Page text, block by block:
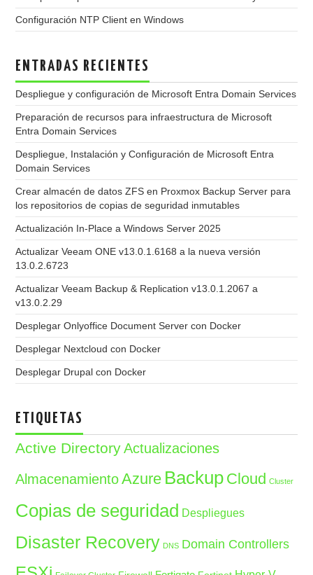
Configuración NTP Client en Windows
ENTRADAS RECIENTES
Despliegue y configuración de Microsoft Entra Domain Services
Preparación de recursos para infraestructura de Microsoft
Entra Domain Services
Despliegue, Instalación y Configuración de Microsoft Entra
Domain Services
Crear almacén de datos ZFS en Proxmox Backup Server para
los repositorios de copias de seguridad inmutables
Actualización In-Place a Windows Server 2025
Actualizar Veeam ONE v13.0.1.6168 a la nueva versión
13.0.2.6723
Actualizar Veeam Backup & Replication v13.0.1.2067 a
v13.0.2.29
Desplegar Onlyoffice Document Server con Docker
Desplegar Nextcloud con Docker
Desplegar Drupal con Docker
ETIQUETAS
Active Directory Actualizaciones
Almacenamiento Azure Backup Cloud Cluster
Copias de seguridad Despliegues
Disaster Recovery DNS Domain Controllers